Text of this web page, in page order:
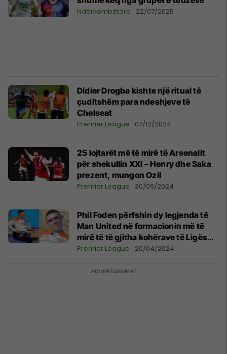
Ndërkombëtare 22/07/2025
Didier Drogba kishte një ritual të
çuditshëm para ndeshjeve të
Chelseat
Premier League 07/12/2024
25 lojtarët më të mirë të Arsenalit
për shekullin XXI – Henry dhe Saka
prezent, mungon Ozil
Premier League 30/09/2024
Phil Foden përfshin dy legjenda të
Man United në formacionin më të
mirë të të gjitha kohërave të Ligës
Premier
Premier League 20/04/2024